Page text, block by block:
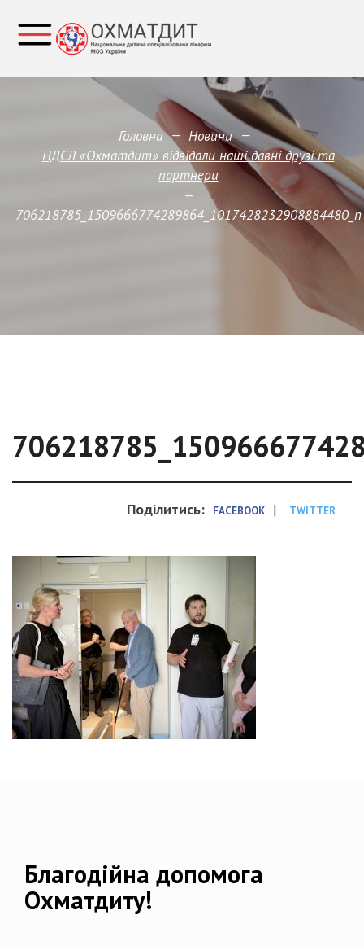
Головна — Новини —
НДСЛ «Охматдит» відвідали наші давні друзі та
партнери
—
706218785_1509666774289864_1017428232908884480_n
Поділитись: FACEBOOK | TWITTER
Благодійна допомога
Охматдиту!